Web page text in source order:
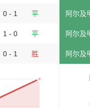
0 - 1 平
1 - 0 平
0 - 1 胜
阿尔及
阿尔及
阿尔及